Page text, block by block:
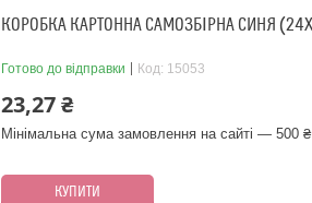
КОРОБКА КАРТОННА САМОЗБІРНА СИНЯ
Готово до відправки Код: 15053
23,27 ₴
Мінімальна сума замовлення на сайті — 500 ₴
КУПИТИ